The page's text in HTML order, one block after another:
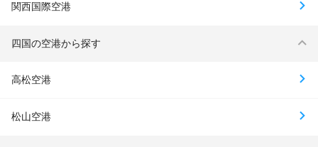
関西国際空港
四国の空港から探す
高松空港
松山空港